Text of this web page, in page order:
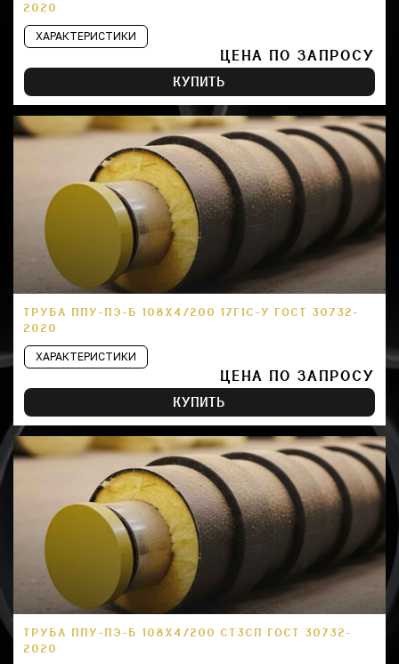
2020
ХАРАКТЕРИСТИКИ
ЦЕНА ПО ЗАПРОСУ
КУПИТЬ
ТРУБА ППУ-ПЭ-Б 108Х4/200 17Г1С-У ГОСТ 30732-
2020
ХАРАКТЕРИСТИКИ
ЦЕНА ПО ЗАПРОСУ
КУПИТЬ
ТРУБА ППУ-ПЭ-Б 108Х4/200 СТ3СП ГОСТ 30732-
2020